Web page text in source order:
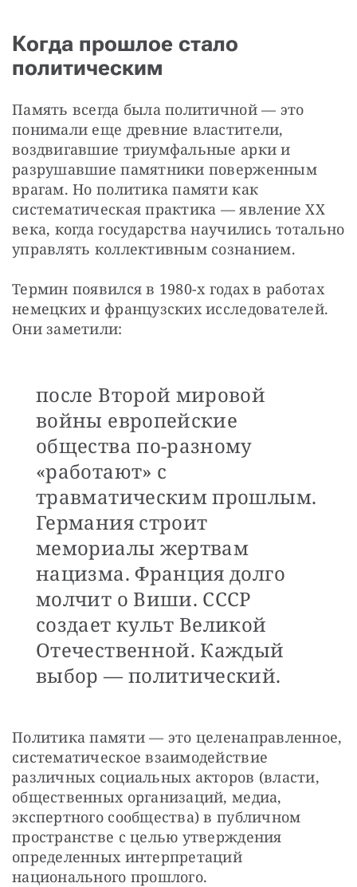
Когда прошлое стало
политическим
Память всегда была политичной — это
понимали еще древние властители,
воздвигавшие триумфальные арки и
разрушавшие памятники поверженным
врагам. Но политика памяти как
систематическая практика — явление XX
века, когда государства научились тотально
управлять коллективным сознанием.
Термин появился в 1980-х годах в работах
немецких и французских исследователей.
Они заметили:
после Второй мировой
войны европейские
общества по-разному
«работают» с
травматическим прошлым.
Германия строит
мемориалы жертвам
нацизма. Франция долго
молчит о Виши. СССР
создает культ Великой
Отечественной. Каждый
выбор — политический.
Политика памяти — это целенаправленное,
систематическое взаимодействие
различных социальных акторов (власти,
общественных организаций, медиа,
экспертного сообщества) в публичном
пространстве с целью утверждения
определенных интерпретаций
национального прошлого.